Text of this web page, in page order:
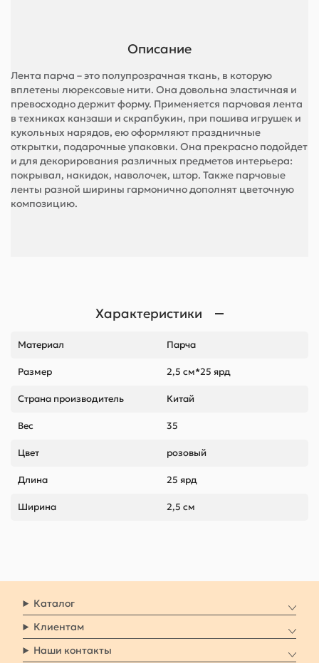
Описание
Лента парча – это полупрозрачная ткань, в которую
вплетены люрексовые нити. Она довольна эластичная и
превосходно держит форму. Применяется парчовая лента
в техниках канзаши и скрапбукин, при пошива игрушек и
кукольных нарядов, ею оформляют праздничные
открытки, подарочные упаковки. Она прекрасно подойдет
и для декорирования различных предметов интерьера:
покрывал, накидок, наволочек, штор. Также парчовые
ленты разной ширины гармонично дополнят цветочную
композицию.
Характеристики
Материал Парча
Размер 2,5 см*25 ярд
Страна производитель Китай
Вес 35
Цвет розовый
Длина 25 ярд
Ширина 2,5 см
Каталог
Клиентам
Наши контакты